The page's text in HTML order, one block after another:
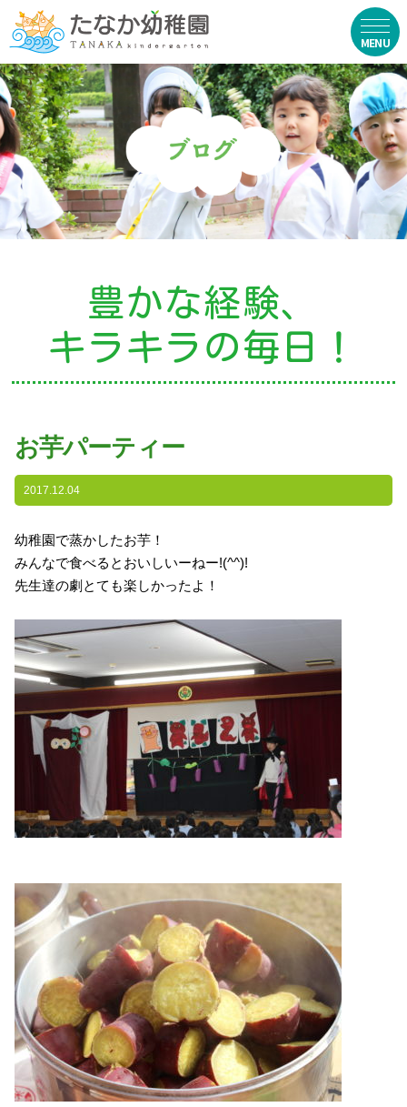
在園生向け
・資料ダウンロード
・園からのお便り
・動画
お知らせ
・ニュース
・ブログ
・園の特色
・園の一日
・自慢の給食
・アクセス
入園案内
子育て支援
未就園児教室
課外授業
豊かな経験、
キラキラの毎日！
お芋パーティー
2017.12.04
幼稚園で蒸かしたお芋！
みんなで食べるとおいしいーねー!(^^)!
先生達の劇とても楽しかったよ！